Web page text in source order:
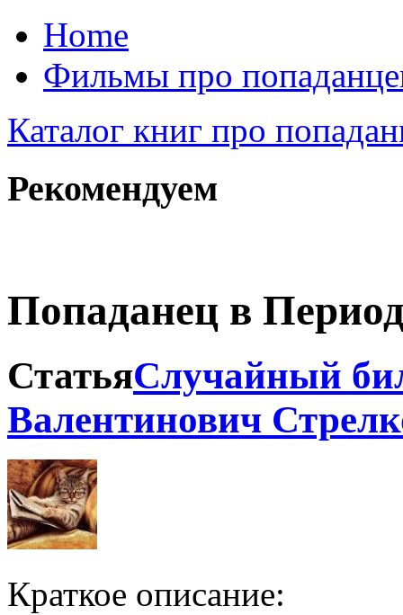
Home
Фильмы про
Каталог книг про
Рекомендуем
Попаданец в
СтатьяСлучайный
Валентинович
Краткое описание: